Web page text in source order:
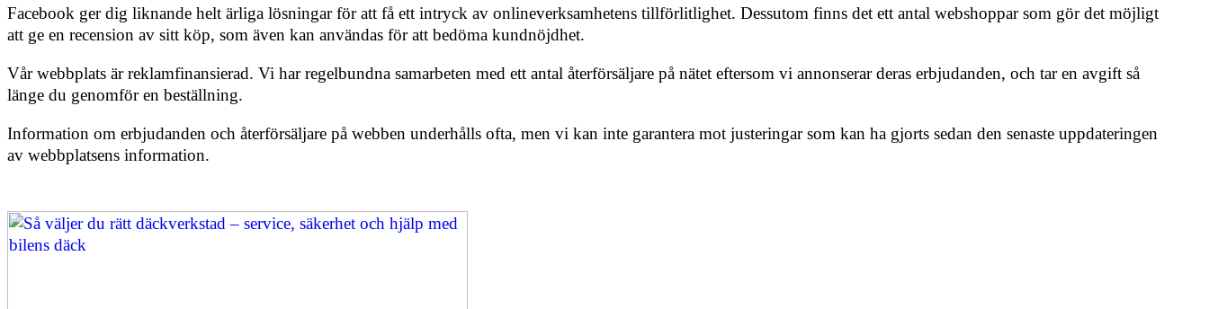
Facebook ger dig liknande helt ärliga lösningar för att få ett intryck av onlineverksamhetens tillförlitlighet. Dessutom finns det ett antal webshoppar som gör det möjligt
att ge en recension av sitt köp, som även kan användas för att bedöma kundnöjdhet.
Vår webbplats är reklamfinansierad. Vi har regelbundna samarbeten med ett antal återförsäljare på nätet eftersom vi annonserar deras erbjudanden, och tar en avgift så
länge du genomför en beställning.
Information om erbjudanden och återförsäljare på webben underhålls ofta, men vi kan inte garantera mot justeringar som kan ha gjorts sedan den senaste uppdateringen
av webbplatsens information.